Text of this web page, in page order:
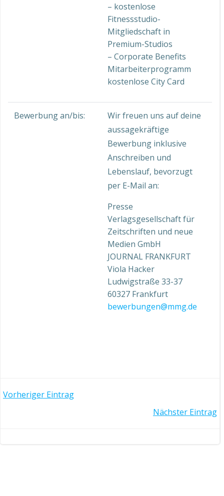
– kostenlose
Fitnessstudio-
Mitgliedschaft in
Premium-Studios
– Corporate Benefits
Mitarbeiterprogramm
kostenlose City Card
Bewerbung an/bis:
Wir freuen uns auf deine
aussagekräftige
Bewerbung inklusive
Anschreiben und
Lebenslauf, bevorzugt
per E-Mail an:
Presse
Verlagsgesellschaft für
Zeitschriften und neue
Medien GmbH
JOURNAL FRANKFURT
Viola Hacker
Ludwigstraße 33-37
60327 Frankfurt
bewerbungen@mmg.de
Post
Vorheriger Eintrag
Nächster Eintrag